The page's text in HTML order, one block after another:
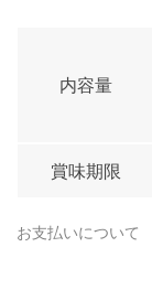
内容量
賞味期限
お支払いについて